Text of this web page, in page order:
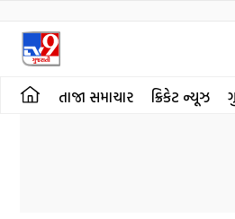
તાજા સમાચાર ક્રિકેટ ન્યૂઝ